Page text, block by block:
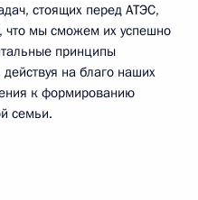
стоящих перед АТЭС,
что мы сможем их успешно
принципы
на благо наших
к формированию
семьи.